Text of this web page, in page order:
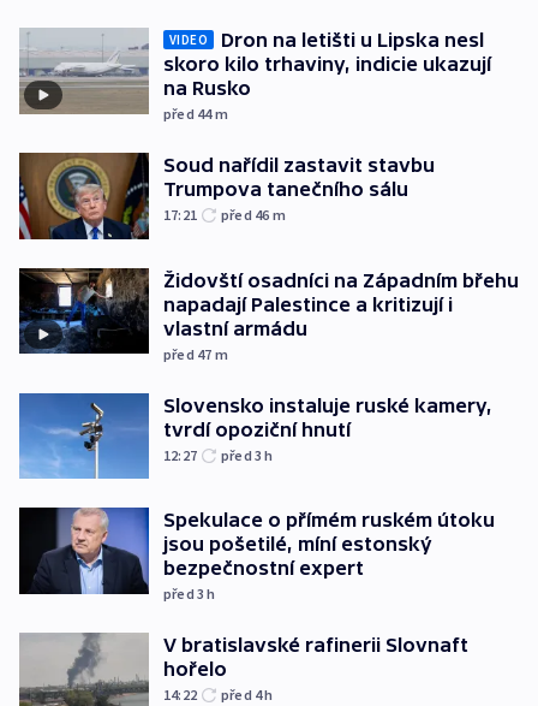
VIDEO
Dron na letišti u Lipska nesl
skoro kilo trhaviny, indicie ukazují
na Rusko
před 44m
Soud nařídil zastavit stavbu
Trumpova tanečního sálu
17:21 před 46 m
Židovští osadníci na Západním břehu
napadají Palestince a kritizují i
vlastní armádu
před 47 m
Slovensko instaluje ruské kamery,
tvrdí opoziční hnutí
12:27 před 3h
Spekulace o přímém ruském útoku
jsou pošetilé, míní estonský
bezpečnostní expert
před 3h
V bratislavské rafinerii Slovnaft
hořelo
14:22 před 4h